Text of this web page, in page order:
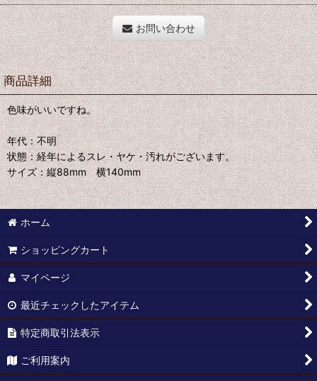
お問い合わせ
商品詳細
色味がいいですね。
年代：不明
状態：経年によるスレ・ヤケ・汚れがございます。
サイズ：縦88mm 横140mm
ホーム
ショッピングカート
マイページ
最近チェックしたアイテム
特定商取引法表示
ご利用案内